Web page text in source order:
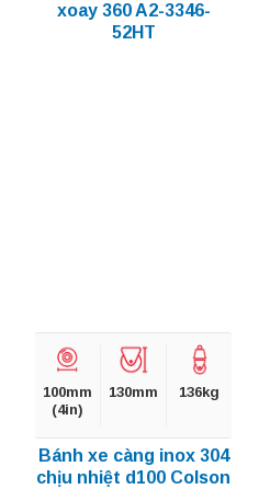
xoay 360 A2-3346-
52HT
100mm
(4in)
130mm 136kg
Bánh xe càng inox 304
chịu nhiệt d100 Colson